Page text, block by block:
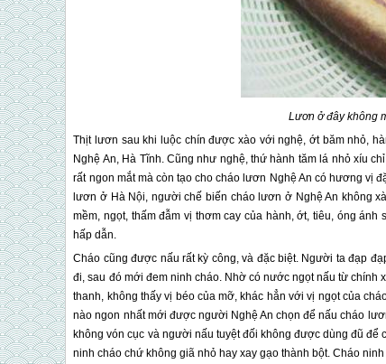
Lươn ở đây không
Thịt lươn sau khi luộc chín được xào với nghệ, ớt băm nhỏ,
Nghệ An, Hà Tĩnh. Cũng như nghệ, thứ hành tăm lá nhỏ xíu
rất ngon mắt mà còn tạo cho cháo lươn Nghệ An có hương vị
lươn ở Hà Nội, người chế biến cháo lươn ở Nghệ An không
mềm, ngọt, thấm đẫm vị thơm cay của hành, ớt, tiêu, óng
hấp dẫn.
Cháo cũng được nấu rất kỳ công, và đặc biệt. Người ta đạp
đi, sau đó mới đem ninh cháo. Nhờ có nước ngọt nấu từ
thanh, không thấy vị béo của mỡ, khác hẳn với vị ngọt của
nào ngon nhất mới được người Nghệ An chọn để nấu cháo
không vón cục và người nấu tuyệt đối không được dùng đũ
ninh cháo chứ không giã nhỏ hay xay gạo thành bột. Cháo